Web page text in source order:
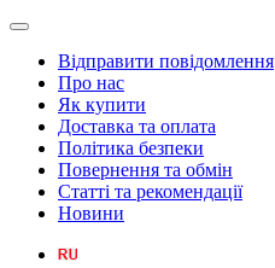
Відправити повідомлення
Про нас
Як купити
Доставка та оплата
Політика безпеки
Повернення та обмін
Статті та рекомендації
Новини